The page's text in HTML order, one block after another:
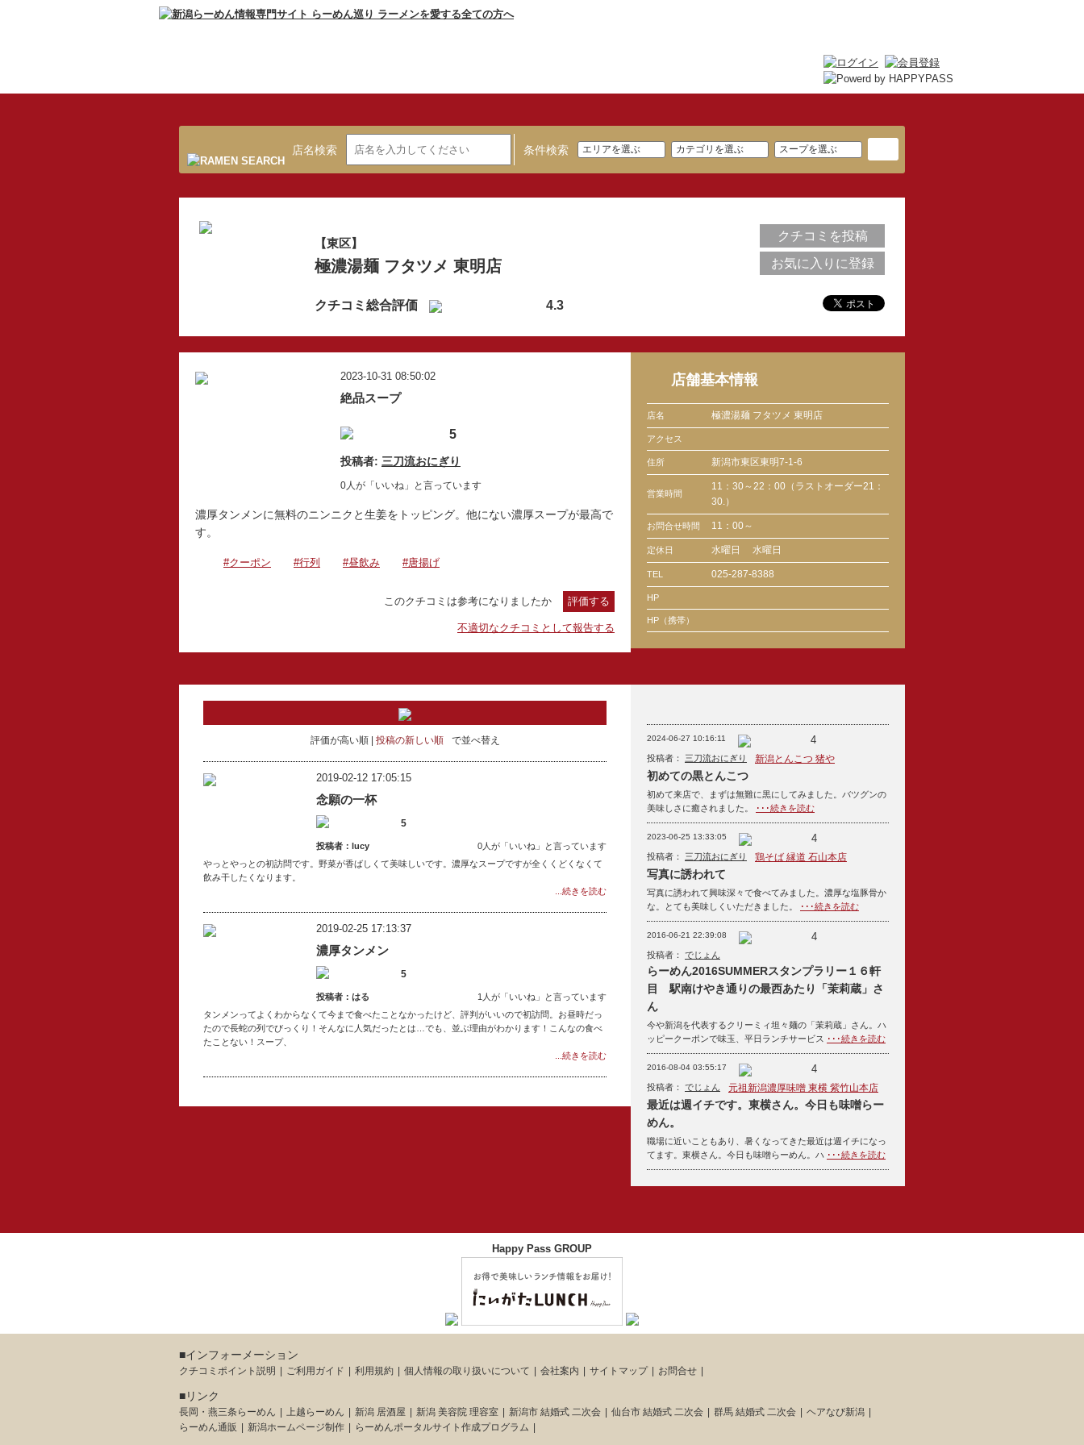
店名検索 条件検索
【東区】
極濃湯麺 フタツメ 東明店
クチコミ総合評価 4.3
クチコミを投稿
お気に入りに登録
2023-10-31 08:50:02
絶品スープ
5
投稿者: 三刀流おにぎり
0人が「いいね」と言っています
濃厚タンメンに無料のニンニクと生姜をトッピング。他にない濃厚スープが最高で
す。
#クーポン #行列 #昼飲み #唐揚げ
このクチコミは参考になりましたか 評価する
不適切なクチコミとして報告する
店舗基本情報
店名 極濃湯麺 フタツメ 東明店
アクセス
住所 新潟市東区東明7-1-6
営業時間
11：30～22：00（ラストオーダー21：
30.）
お問合せ時間 11：00～
定休日 水曜日 水曜日
TEL 025-287-8388
HP
HP（携帯）
評価が高い順 投稿の新しい順 で並べ替え
2019-02-12 17:05:15
念願の一杯
5
投稿者：lucy
0人が「いいね」と言っています
やっとやっとの初訪問です。野菜が香ばしくて美味しいです。濃厚なスープですが全くくどくなくて
飲み干したくなります。
...続きを読む
2019-02-25 17:13:37
濃厚タンメン
5
投稿者：はる
1人が「いいね」と言っています
タンメンってよくわからなくて今まで食べたことなかったけど、評判がいいので初訪問。お昼時だっ
たので長蛇の列でびっくり！そんなに人気だったとは…でも、並ぶ理由がわかります！こんなの食べ
たことない！スープ、
...続きを読む
2024-06-27 10:16:11 4
投稿者： 三刀流おにぎり 新潟とんこつ 猪や
初めての黒とんこつ
初めて来店で、まずは無難に黒にしてみました。バツグンの
美味しさに癒されました。
･･･続きを読む
2023-06-25 13:33:05 4
投稿者： 三刀流おにぎり 鶏そば 縁道 石山本店
写真に誘われて
写真に誘われて興味深々で食べてみました。濃厚な塩豚骨か
な。とても美味しくいただきました。
･･･続きを読む
2016-06-21 22:39:08 4
投稿者： でじょん
らーめん2016SUMMERスタンプラリー１６軒
目 駅南けやき通りの最西あたり「茉莉蔵」さ
ん
今や新潟を代表するクリーミィ坦々麺の「茉莉蔵」さん。ハ
ッピークーポンで味玉、平日ランチサービス ･･･続きを読む
2016-08-04 03:55:17 4
投稿者： でじょん 元祖新潟濃厚味噌 東横 紫竹山本店
最近は週イチです。東横さん。今日も味噌らー
めん。
職場に近いこともあり、暑くなってきた最近は週イチになっ
てます。東横さん。今日も味噌らーめん。ハ ･･･続きを読む
Happy Pass GROUP
■インフォーメーション
クチコミポイント説明 ご利用ガイド 利用規約 個人情報の取り扱いについて 会社案内 サイトマップ お問合せ
■リンク
長岡・燕三条らーめん 上越らーめん 新潟 居酒屋 新潟 美容院 理容室 新潟市 結婚式 二次会 仙台市 結婚式 二次会 群馬 結婚式 二次会
ヘアなび新潟
らーめん通販
新潟ホームページ制作 らーめんポータルサイト作成プログラム